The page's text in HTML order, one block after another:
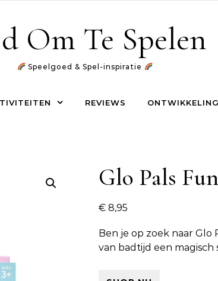
Om Te Spelen
Speelgoed & Spel-inspiratie
REVIEWS
Glo Pals
€ 8,95
Ben je op zoek naarGlo
van badtijd een magisch